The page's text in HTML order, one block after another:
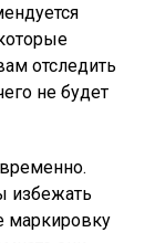
отследить
не будет
избежать
маркировку